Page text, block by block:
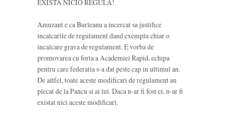
EXISTA NICIO REGULA!
Amuzant e ca Burleanu a incercat sa justifice
incalcarile de regulament dand exemplu chiar o
incalcare grava de regulament. E vorba de
promovarea cu forta a Academiei Rapid, echipa
pentru care federatia s-a dat peste cap in ultimul an.
De altfel, toate aceste modificari de regulament au
plecat de la Pancu si ai lui. Daca n-ar fi fost ei, n-ar fi
existat nici aceste modificari.